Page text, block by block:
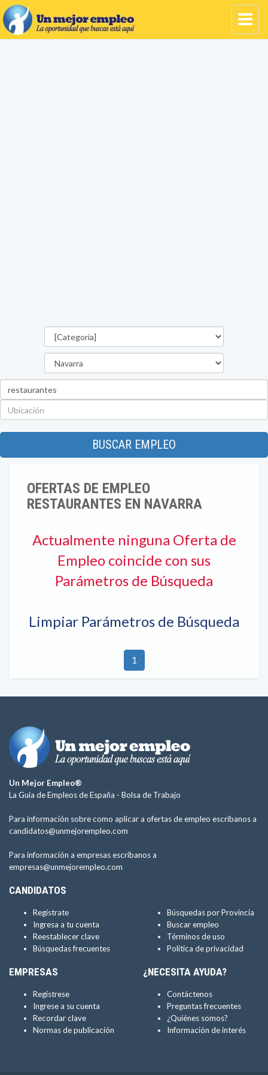
BUSCAR EMPLEO
OFERTAS DE EMPLEO
RESTAURANTES EN NAVARRA
Actualmente ninguna Oferta de
Empleo coincide con sus
Parámetros de Búsqueda
Limpiar Parámetros de Búsqueda
1
Un Mejor Empleo®
La Guía de Empleos de España - Bolsa de Trabajo
Para información sobre como aplicar a ofertas de empleo escríbanos a
candidatos@unmejorempleo.com
Para información a empresas escríbanos a
empresas@unmejorempleo.com
CANDIDATOS
Regístrate
Ingresa a tu cuenta
Reestablecer clave
Búsquedas frecuentes
Búsquedas por Provincia
Buscar empleo
Términos de uso
Política de privacidad
EMPRESAS
Regístrese
Ingrese a su cuenta
Recordar clave
Normas de publicación
¿NECESITA AYUDA?
Contáctenos
Preguntas frecuentes
¿Quiénes somos?
Información de interés